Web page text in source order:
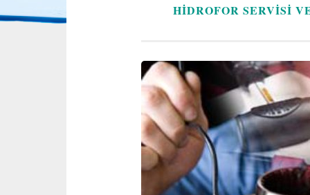
HIDROFOR SERVISI